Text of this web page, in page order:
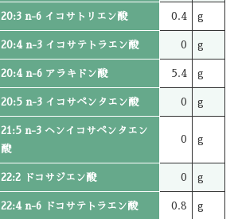
20:3 n-6 イコサトリエン酸 0.4 g
20:4 n-3 イコサテトラエン酸 0 g
20:4 n-6 アラキドン酸 5.4 g
20:5 n-3 イコサペンタエン酸 0 g
21:5 n-3 ヘンイコサペンタエン
酸
0 g
22:2 ドコサジエン酸 0 g
22:4 n-6 ドコサテトラエン酸 0.8 g